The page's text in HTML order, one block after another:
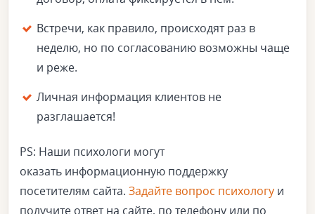
Встречи, как правило, происходят раз в
неделю, но по согласованию возможны чаще
и реже.
Личная информация клиентов не
разглашается!
PS: Наши психологи могут
оказать информационную поддержку
посетителям сайта. Задайте вопрос психологу и
получите ответ на сайте, по телефону или по